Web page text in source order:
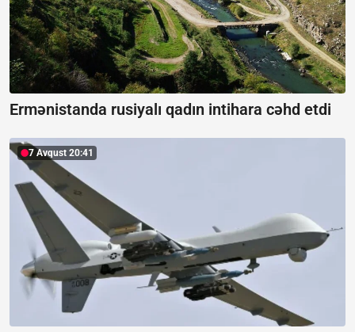
Ermənistanda rusiyalı qadın intihara cəhd etdi
7 Avqust 20:41